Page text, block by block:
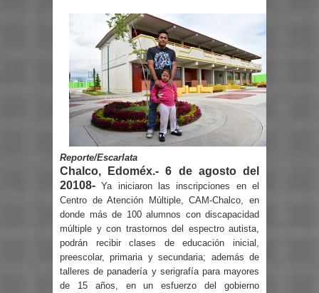
Reporte/Escarlata
Chalco, Edoméx.- 6 de agosto del
20108- Ya iniciaron las inscripciones en el
Centro de Atención Múltiple, CAM-Chalco, en
donde más de 100 alumnos con discapacidad
múltiple y con trastornos del espectro autista,
podrán recibir clases de educación inicial,
preescolar, primaria y secundaria; además de
talleres de panadería y serigrafía para mayores
de 15 años, en un esfuerzo del gobierno